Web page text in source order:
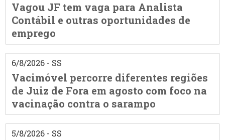
Vagou JF tem vaga para Analista
Contábil e outras oportunidades de
emprego
6/8/2026 - SS
Vacimóvel percorre diferentes regiões
de Juiz de Fora em agosto com foco na
vacinação contra o sarampo
5/8/2026 - SS